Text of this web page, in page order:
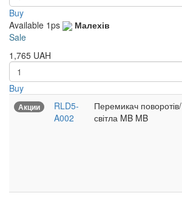
Buy
Available 1ps Малехів
Sale
1,765 UAH
Buy
Акции
RLD5-
A002
Перемикач поворотів/
світла MB MB